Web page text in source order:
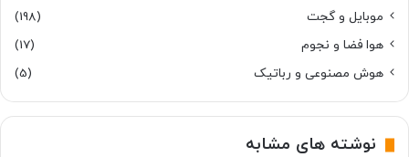
موبایل و گجت
(198)
هوا فضا و نجوم
(17)
هوش مصنوعی و رباتیک
(5)
نوشته های مشابه